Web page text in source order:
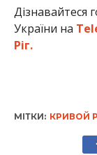
Дізнавайтеся
України на
Ріг.
МІТКИ: КРИВОЙ